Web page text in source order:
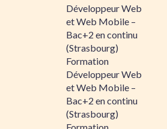
Développeur Web
et Web Mobile –
Bac+2 en continu
(Strasbourg)
Formation
Développeur Web
et Web Mobile –
Bac+2 en continu
(Strasbourg)